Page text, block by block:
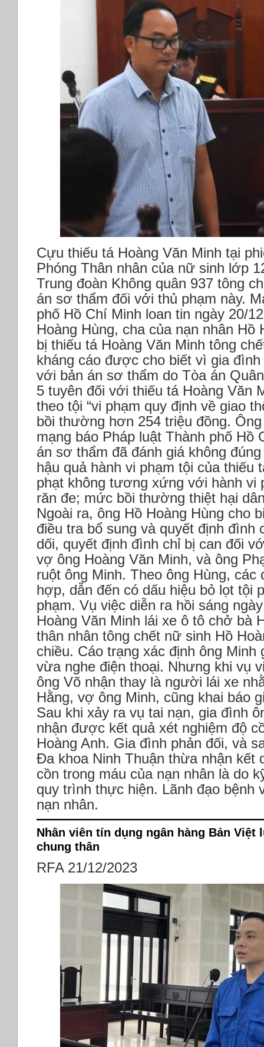
Cựu thiếu tá Hoàng Văn Minh tại
Phóng Thân nhân của nữ sinh lớp
Trung đoàn Không quân 937 tông
án sơ thẩm đối với thủ phạm này.
phố Hồ Chí Minh loan tin ngày 20/
Hoàng Hùng, cha của nạn nhân
bị thiếu tá Hoàng Văn Minh tông
kháng cáo được cho biết vì gia
với bản án sơ thẩm do Tòa án
5 tuyên đối với thiếu tá Hoàng Văn
theo tội “vi phạm quy định về giao
bồi thường hơn 254 triệu đồng.
mạng báo Pháp luật Thành phố Hồ
án sơ thẩm đã đánh giá không
hậu quả hành vi phạm tội của thiếu
phạt không tương xứng với hành vi
răn đe; mức bồi thường thiệt hại
Ngoài ra, ông Hồ Hoàng Hùng cho
điều tra bổ sung và quyết định đình
dối, quyết định đình chỉ bị can đối
vợ ông Hoàng Văn Minh, và ông
ruột ông Minh. Theo ông Hùng, các
hợp, dẫn đến có dấu hiệu bỏ lọt tội
phạm. Vụ việc diễn ra hồi sáng
Hoàng Văn Minh lái xe ô tô chở bà
thân nhân tông chết nữ sinh Hồ
chiều. Cáo trạng xác định ông
vừa nghe điện thoại. Nhưng khi vụ
ông Võ nhận thay là người lái xe
Hằng, vợ ông Minh, cũng khai báo
Sau khi xảy ra vụ tai nạn, gia đình
nhận được kết quả xét nghiệm độ
Hoàng Anh. Gia đình phản đối, và
Đa khoa Ninh Thuận thừa nhận kết
cồn trong máu của nạn nhân là do
quy trình thực hiện. Lãnh đạo bệnh
nạn nhân.
Nhân viên tín dụng ngân hàng Bản
chung thân
RFA 21/12/2023